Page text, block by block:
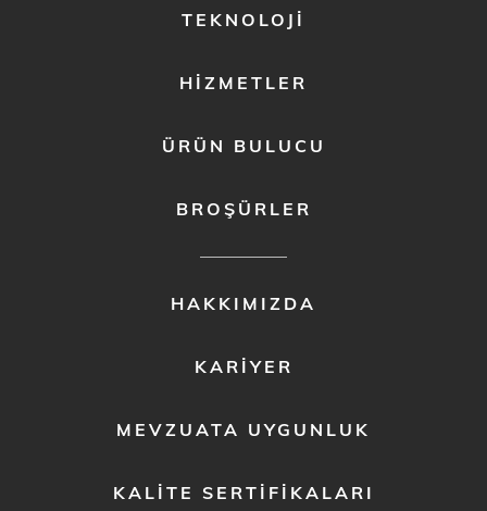
TEKNOLOJI
HIZMETLER
ÜRÜN BULUCU
BROŞÜRLER
HAKKIMIZDA
KARIYER
MEVZUATA UYGUNLUK
KALITE SERTIFIKALARI